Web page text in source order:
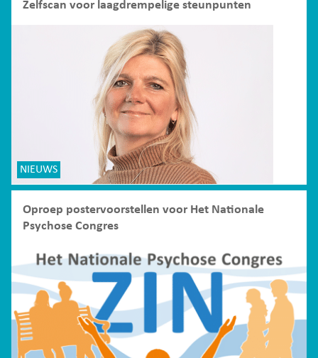
Zelfscan voor laagdrempelige steunpunten
NIEUWS
Oproep postervoorstellen voor Het Nationale
Psychose Congres